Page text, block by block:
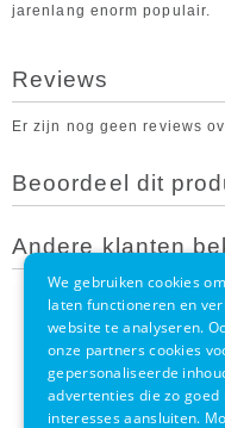
jarenlang enorm populair.
Reviews
Er zijn nog geen reviews
Beoordeel dit
Andere klanten
We gebruiken cookies
laten functioneren en
website te analyseren.
onze partners cookies
gepersonaliseerde
advertenties die zo goed
interesses aansluiten.